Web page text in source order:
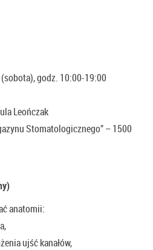
godz. 10:00-19:00
Leończak
Stomatologicznego” – 1500
anatomii:
ujść kanałów,